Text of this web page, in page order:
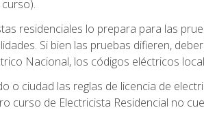
residenciales lo prepara para las
Si bien las pruebas difieren,
Nacional, los códigos eléctricos
o ciudad las reglas de licencia de
curso de Electricista Residencial no